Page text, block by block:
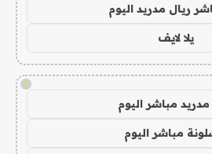
ريال مدريد اليوم
يلا لايف
!
مدريد مباشر اليوم
مباشر اليوم